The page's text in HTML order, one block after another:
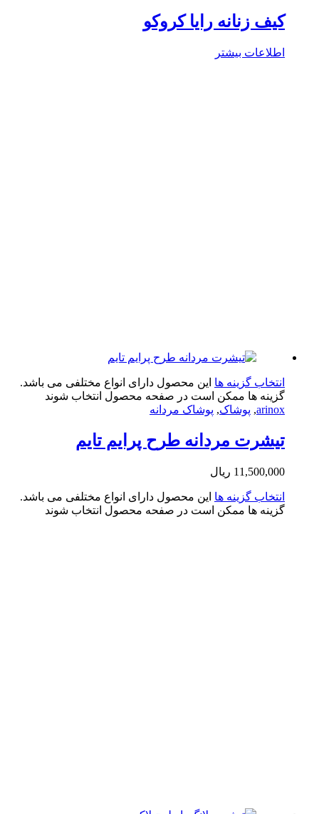
زنانه رایا کروکو
بیشتر
گزینه ها این محصول دارای انواع مختلفی می باشد.
ها ممکن است در صفحه محصول انتخاب شوند
پوشاک,پوشاک مردانه
مردانه طرح پرایم تایم
ریال
گزینه ها این محصول دارای انواع مختلفی می باشد.
ها ممکن است در صفحه محصول انتخاب شوند